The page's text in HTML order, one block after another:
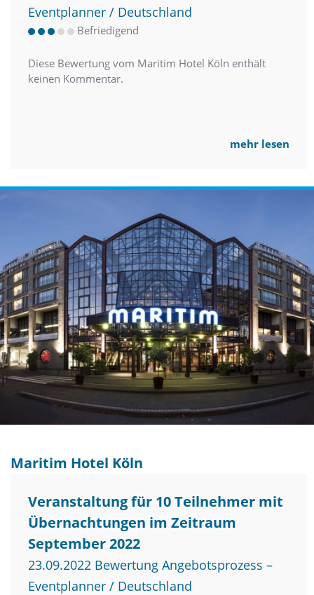
Eventplanner / Deutschland
Befriedigend
Diese Bewertung vom Maritim Hotel Köln enthält
keinen Kommentar.
mehr lesen
Maritim Hotel Köln
Veranstaltung für 10 Teilnehmer mit
Übernachtungen im Zeitraum
September 2022
23.09.2022 Bewertung Angebotsprozess –
Eventplanner / Deutschland